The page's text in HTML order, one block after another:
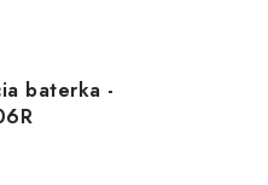
baterka -